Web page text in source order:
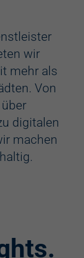
wir
mehr als
Von
digitalen
machen